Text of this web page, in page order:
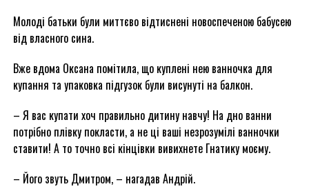
Молоді батьки були миттєво відтиснені новоспеченою бабусею
від власного сина.
Вже вдома Оксана помітила, що куплені нею ванночка для
купання та упаковка підгузок були висунуті на балкон.
– Я вас купати хоч правильно дитину навчу! На дно ванни
потрібно плівку покласти, а не ці ваші незрозумілі ванночки
ставити! А то точно всі кінцівки вивихнете Гнатику моєму.
– Його звуть Дмитром, – нагадав Андрій.